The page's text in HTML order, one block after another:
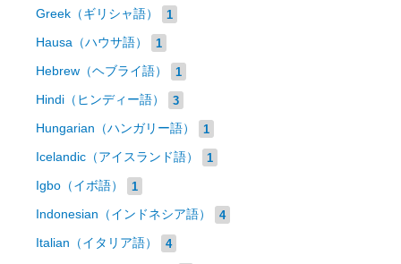
Greek（ギリシャ語） 1
Hausa（ハウサ語） 1
Hebrew（ヘブライ語） 1
Hindi（ヒンディー語） 3
Hungarian（ハンガリー語） 1
Icelandic（アイスランド語） 1
Igbo（イボ語） 1
Indonesian（インドネシア語） 4
Italian（イタリア語） 4